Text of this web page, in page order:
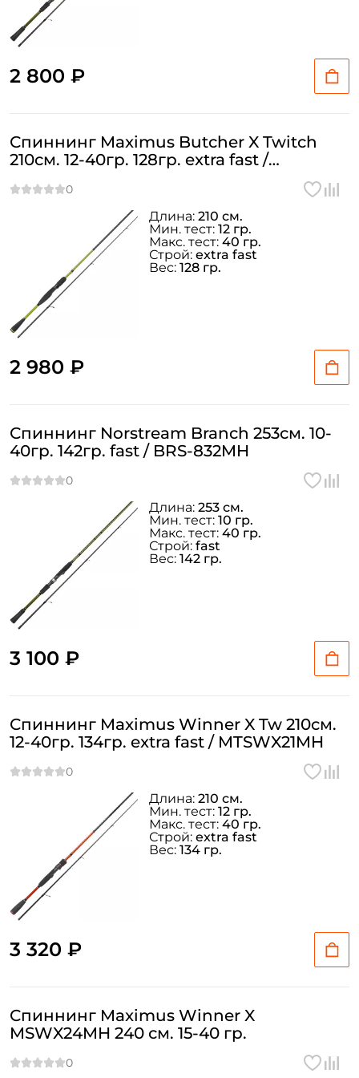
2 800 ₽
Спиннинг Maximus Butcher X Twitch
210см. 12-40гр. 128гр. extra fast /
2 980 ₽
Длина: 210 см.
Мин. тест: 12 гр.
Макс. тест: 40 гр.
Строй: extra fast
Вес: 128 гр.
Спиннинг Norstream Branch 253см. 10-
40гр. 142гр. fast / BRS-832MH
3 100 ₽
Длина: 253 см.
Мин. тест: 10 гр.
Макс. тест: 40 гр.
Строй: fast
Вес: 142 гр.
Спиннинг Maximus Winner X Tw 210см.
12-40гр. 134гр. extra fast / MTSWX21MH
3 320 ₽
Длина: 210 см.
Мин. тест: 12 гр.
Макс. тест: 40 гр.
Строй: extra fast
Вес: 134 гр.
Спиннинг Maximus Winner X
MSWX24MH 240 см. 15-40 гр.